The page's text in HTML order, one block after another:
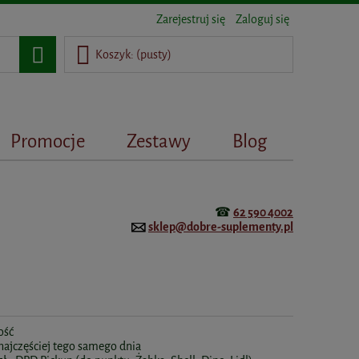
Zarejestruj się Zaloguj się
Koszyk: (pusty)
Promocje Zestawy Blog
☎ 62 590 4002
sklep@dobre-suplementy.pl
tego samego dnia